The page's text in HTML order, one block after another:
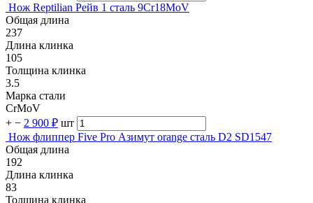
Нож Reptilian Рейв 1 сталь 9Cr18MoV
Общая длина
237
Длина клинка
105
Толщина клинка
3.5
Марка стали
CrMoV
+ − 2 900 ₽ шт
Нож флиппер Five Pro Азимут orange сталь D2 SD1547
Общая длина
192
Длина клинка
83
Толщина клинка